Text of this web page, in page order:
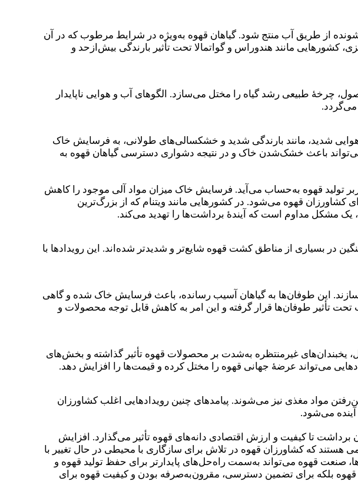
از طریق آب منتج شود. گیاهان قهوه به‌ویژه در شرایط مرطوب که در آن
کشورهایی مانند هندوراس و گواتمالا تحت تأثیر بارندگی بیش‌ازحد و
چرخهٔ طبیعی رشد گیاه را مختل می‌سازد. الگوهای آب و هوایی ناپایدار
می‌گردد.
شدید، مانند بارندگی شدید و خشکسالی‌های طولانی، به فرسایش خاک
می‌تواند باعث خشک‌شدن خاک و در نتیجه دشواری دسترسی گیاهان قهوه به
تولید قهوه به‌حساب می‌آید. فرسایش خاک میزان مواد آلی موجود را کاهش
کشاورزان قهوه می‌شود. در کشورهایی مانند ویتنام که از بزرگ‌ترین
یک مشکل مداوم است که آیندهٔ برداشت‌ها را تهدید می‌کند.
در بسیاری از مناطق کشت قهوه شایع‌تر و شدیدتر شده‌اند. این رویدادها با
سازند. این طوفان‌ها به گیاهان آسیب رسانده، باعث فرسایش خاک شده و گاهی
تأثیر طوفان‌ها قرار گرفته‌ و این امر به کاهش قابل توجه محصولات و
یخبندان‌های غیرمنتظره به‌شدت بر محصولات قهوه تأثیر گذاشته و بخش‌های
می‌تواند عرضهٔ جهانی قهوه را مختل کرده و قیمت‌ها را افزایش دهد.
مواد مغذی نیز می‌شوند. پیامدهای چنین رویدادهایی اغلب کشاورزان
می‌شود.
تا کیفیت و ارزش اقتصادی دانه‌های قهوه تأثیر می‌گذارد. افزایش
هستند که کشاورزان قهوه در تلاش برای سازگاری با محیطی در حال تغییر با
صنعت قهوه می‌تواند به‌سمت راه‌حل‌های پایدارتر برای حفظ تولید قهوه و
بلکه برای تضمین دسترسی، مقرون‌به‌صرفه بودن و کیفیت قهوه برای